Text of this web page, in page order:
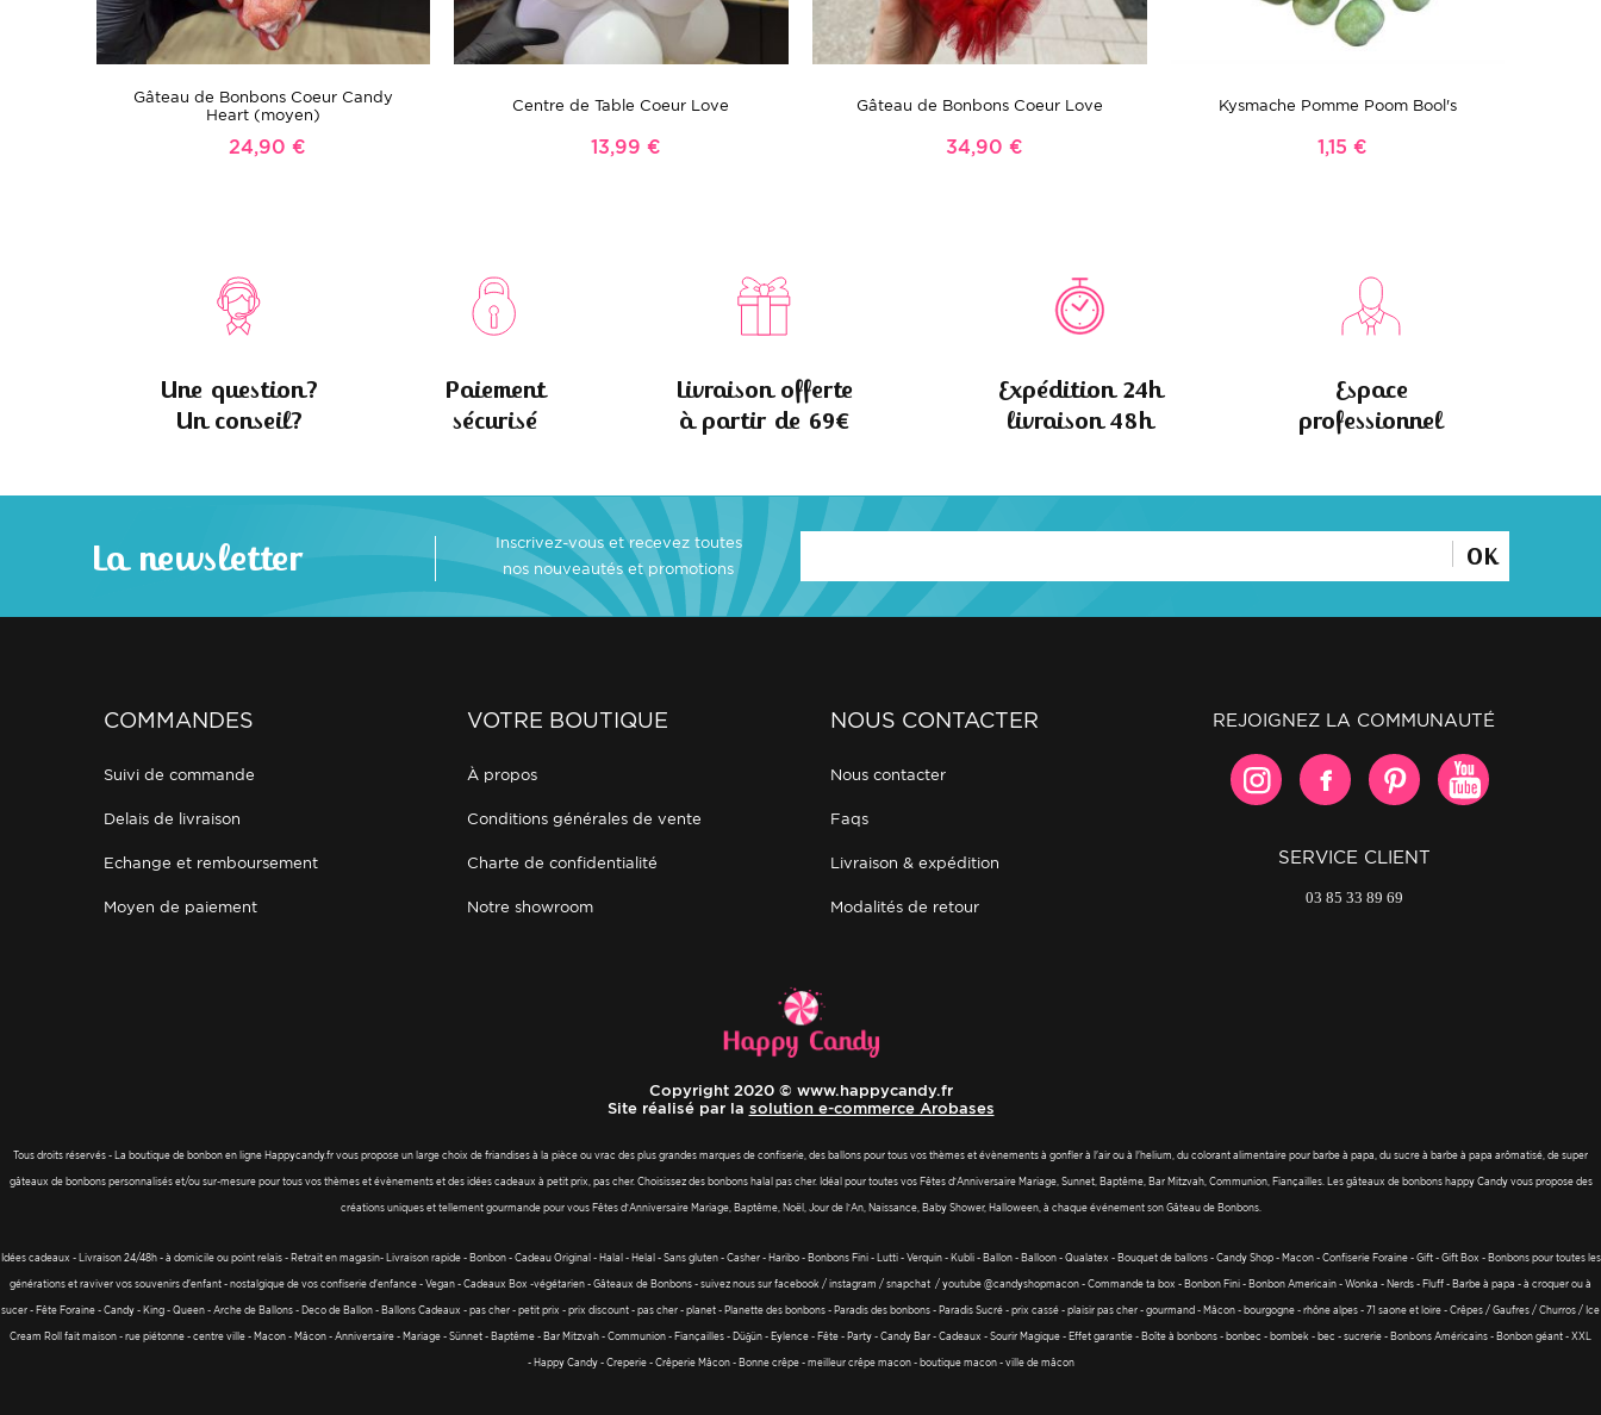
Gâteau de Bonbons Coeur Candy
Heart (moyen)
24,90 €
Centre de Table Coeur Love
13,99 €
Gâteau de Bonbons Coeur Love
34,90 €
Kysmache Pomme Poom Bool's
1,15 €
Une question?
Un conseil?
Paiement
sécurisé
Livraison offerte
à partir de 69€
Expédition 24h
livraison 48h
Espace
professionnel
La newsletter
Inscrivez-vous et recevez toutes
nos nouveautés et promotions
OK
COMMANDES
suivi de commande
delais de livraison
echange et remboursement
moyen de paiement
VOTRE BOUTIQUE
à propos
conditions générales de vente
charte de confidentialité
notre showroom
NOUS CONTACTER
nous contacter
faqs
livraison & expédition
modalités de retour
REJOIGNEZ LA COMMUNAUTÉ
SERVICE CLIENT
03 85 33 89 69
Copyright 2020 © www.happycandy.fr
Site réalisé par la solution e-commerce Arobases
Tous droits réservés - La boutique de bonbon en ligne Happycandy.fr vous propose un large choix de friandises à la pièce ou vrac des plus grandes marques de confiserie, des ballons pour tous vos thèmes et évènements à gonfler à l'air ou à l'helium, du colorant alimentaire pour barbe à papa, du sucre à barbe à papa arômatisé, de super
gâteaux de bonbons personnalisés et/ou sur-mesure pour tous vos thèmes et évènements et des idées cadeaux à petit prix, pas cher. Choisissez des bonbons halal pas cher. Idéal pour toutes vos Fêtes d’Anniversaire Mariage, Sunnet, Baptême, Bar Mitzvah, Communion, Fiançailles. Les gâteaux de bonbons happy Candy vous propose des
créations uniques et tellement gourmande pour vous Fêtes d’Anniversaire Mariage, Baptême, Noël, Jour de l’An, Naissance, Baby Shower, Halloween, à chaque événement son Gâteau de Bonbons.
Idées cadeaux - Livraison 24/48h - à domicile ou point relais - Retrait en magasin- Livraison rapide - Bonbon - Cadeau Original - Halal - Helal - Sans gluten - Casher - Haribo - Bonbons Fini - Lutti - Verquin - Kubli - Ballon - Balloon - Qualatex - Bouquet de ballons - Candy Shop - Macon - Confiserie Foraine - Gift - Gift Box - Bonbons pour toutes les
générations et raviver vos souvenirs d'enfant - nostalgique de vos confiserie d'enfance - Vegan - Cadeaux Box -végétarien - Gâteaux de Bonbons - suivez nous sur facebook / instagram / snapchat / youtube @candyshopmacon - Commande ta box - Bonbon Fini - Bonbon Americain - Wonka - Nerds - Fluff - Barbe à papa - à croquer ou à
sucer - Fête Foraine - Candy - King - Queen - Arche de Ballons - Deco de Ballon - Ballons Cadeaux - pas cher - petit prix - prix discount - pas cher - planet - Planette des bonbons - Paradis des bonbons - Paradis Sucré - prix cassé - plaisir pas cher - gourmand - Mâcon - bourgogne - rhône alpes - 71 saone et loire - Crêpes / Gaufres / Churros / Ice
Cream Roll fait maison - rue piétonne - centre ville - Macon - Mâcon - Anniversaire - Mariage - Sünnet - Baptême - Bar Mitzvah - Communion - Fiançailles - Düğün - Eylence - Fête - Party - Candy Bar - Cadeaux - Sourir Magique - Effet garantie - Boîte à bonbons - bonbec - bombek - bec - sucrerie - Bonbons Américains - Bonbon géant - XXL
- Happy Candy - Creperie - Crêperie Mâcon - Bonne crêpe - meilleur crêpe macon - boutique macon - ville de mâcon